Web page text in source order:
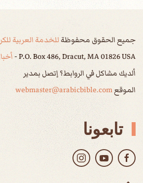
جميع الحقوق محفوظةللخدمة العربية
P.O. Box 486, Dracut, MA 01826 USA -
ألديك مشاكل في الروابط؟ إتصل بمدير
الموقعwebmaster@arabicbible.com
تابعونا